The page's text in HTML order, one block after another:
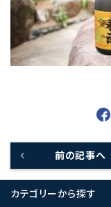
前の記事へ
カテゴリーから探す